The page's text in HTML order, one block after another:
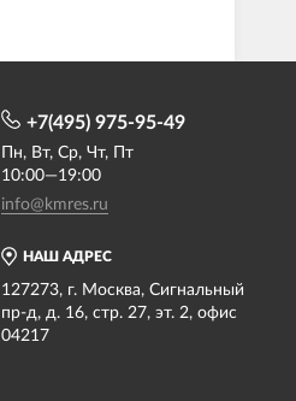
НАШ АДРЕС
127273, г. Москва, Сигнальный
пр-д, д. 16, стр. 27, эт. 2, офис
04217
+7(495) 975-95-49
Пн, Вт, Ср, Чт, Пт
10:00—19:00
info@kmres.ru